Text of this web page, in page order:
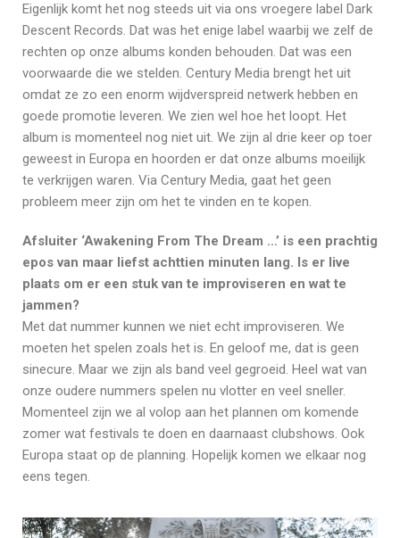
Eigenlijk komt het nog steeds uit via ons vroegere label Dark
Descent Records. Dat was het enige label waarbij we zelf de
rechten op onze albums konden behouden. Dat was een
voorwaarde die we stelden. Century Media brengt het uit
omdat ze zo een enorm wijdverspreid netwerk hebben en
goede promotie leveren. We zien wel hoe het loopt. Het
album is momenteel nog niet uit. We zijn al drie keer op toer
geweest in Europa en hoorden er dat onze albums moeilijk
te verkrijgen waren. Via Century Media, gaat het geen
probleem meer zijn om het te vinden en te kopen.
Afsluiter ‘Awakening From The Dream …’ is een prachtig
epos van maar liefst achttien minuten lang. Is er live
plaats om er een stuk van te improviseren en wat te
jammen?
Met dat nummer kunnen we niet echt improviseren. We
moeten het spelen zoals het is. En geloof me, dat is geen
sinecure. Maar we zijn als band veel gegroeid. Heel wat van
onze oudere nummers spelen nu vlotter en veel sneller.
Momenteel zijn we al volop aan het plannen om komende
zomer wat festivals te doen en daarnaast clubshows. Ook
Europa staat op de planning. Hopelijk komen we elkaar nog
eens tegen.